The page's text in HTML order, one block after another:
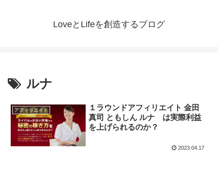
LoveとLifeを創造するブログ
ルナ
アフィリエイト
１ラウンドアフィリエイト 金田
真司 ともしん ルナ は実際利益
を上げられるのか？
2023.04.17